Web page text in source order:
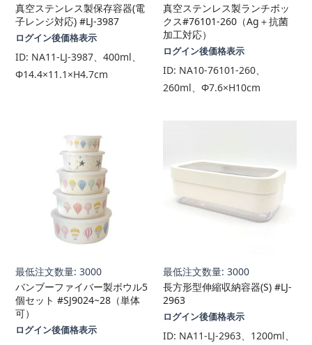
真空ステンレス製保存容器(電
子レンジ対応) #LJ-3987
ログイン後価格表示
ID: NA11-LJ-3987、400ml、
Φ14.4×11.1×H4.7cm
真空ステンレス製ランチボッ
クス#76101-260（Ag＋抗菌
加工対応）
ログイン後価格表示
ID: NA10-76101-260、
260ml、Φ7.6×H10cm
最低注文数量: 3000
バンブーファイバー製ボウル5
個セット #SJ9024~28（単体
可）
ログイン後価格表示
最低注文数量: 3000
長方形型伸縮収納容器(S) #LJ-
2963
ログイン後価格表示
ID: NA11-LJ-2963、1200ml、